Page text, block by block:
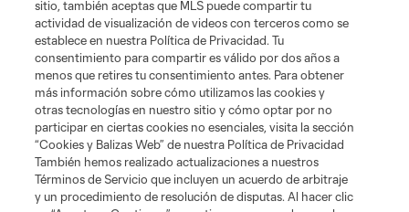
Terminos de servicio
Politica de privacidad
Do Not Sell or Share My Personal Information
Cookies Settings
sitio, también aceptas que MLS puede compartir tu
actividad de visualización de videos con terceros como se
establece en nuestra Política de Privacidad. Tu
consentimiento para compartir es válido por dos años a
menos que retires tu consentimiento antes. Para obtener
más información sobre cómo utilizamos las cookies y
otras tecnologías en nuestro sitio y cómo optar por no
participar en ciertas cookies no esenciales, visita la sección
“Cookies y Balizas Web” de nuestra Política de Privacidad
También hemos realizado actualizaciones a nuestros
Términos de Servicio que incluyen un acuerdo de arbitraje
y un procedimiento de resolución de disputas. Al hacer clic